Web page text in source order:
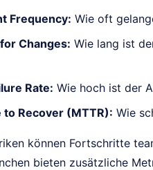
Frequency: Wie oft
Changes: Wie lang ist
Rate: Wie hoch ist der
to Recover (MTTR): Wie
können Fortschritte
bieten zusätzliche